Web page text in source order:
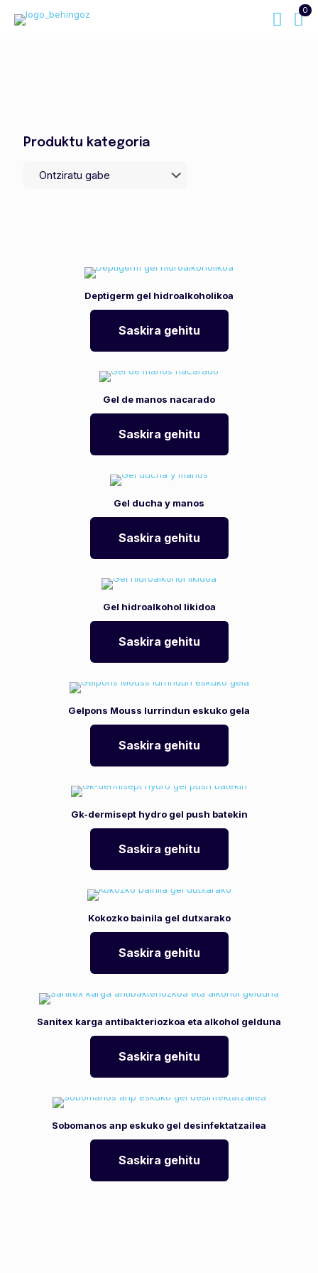
0
Produktu kategoria
Deptigerm gel hidroalkoholikoa
Saskira gehitu
Gel de manos nacarado
Saskira gehitu
Gel ducha y manos
Saskira gehitu
Gel hidroalkohol likidoa
Saskira gehitu
Gelpons Mouss lurrindun eskuko gela
Saskira gehitu
Gk-dermisept hydro gel push batekin
Saskira gehitu
Kokozko bainila gel dutxarako
Saskira gehitu
Sanitex karga antibakteriozkoa eta alkohol gelduna
Saskira gehitu
Sobomanos anp eskuko gel desinfektatzailea
Saskira gehitu